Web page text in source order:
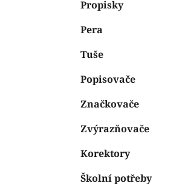
Propisky
Pera
Tuše
Popisovače
Značkovače
Zvýrazňovače
Korektory
Školní potřeby